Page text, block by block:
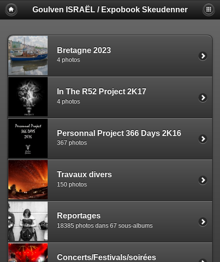
Goulven ISRAËL / Expobook Skeudenner
Bretagne 2023
4 photos
In The R52 Project 2K17
4 photos
Personnal Project 366 Days 2K16
367 photos
Travaux divers
150 photos
Reportages
18385 photos dans 67 sous-albums
Concerts/Festivals/soirées